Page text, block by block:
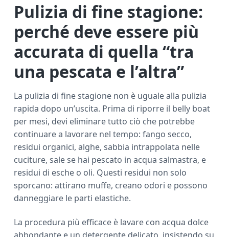
Pulizia di fine stagione:
perché deve essere più
accurata di quella “tra
una pescata e l’altra”
La pulizia di fine stagione non è uguale alla pulizia
rapida dopo un’uscita. Prima di riporre il belly boat
per mesi, devi eliminare tutto ciò che potrebbe
continuare a lavorare nel tempo: fango secco,
residui organici, alghe, sabbia intrappolata nelle
cuciture, sale se hai pescato in acqua salmastra, e
residui di esche o oli. Questi residui non solo
sporcano: attirano muffe, creano odori e possono
danneggiare le parti elastiche.
La procedura più efficace è lavare con acqua dolce